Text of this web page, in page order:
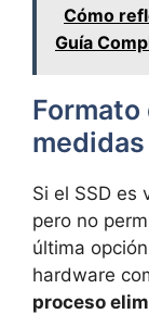
Cómo
Guía
Formato
medidas
Si el SSD es
pero no
última
hardware
proceso